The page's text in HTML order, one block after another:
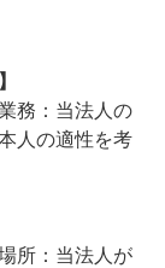
務：当法人の
人の適性を考
所：当法人が